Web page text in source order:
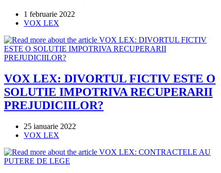
Post
published:
1 februarie 2022
Post
VOX LEX
VOX LEX: DIVORTUL FICTIV ESTE O
SOLUTIE IMPOTRIVA RECUPERARII
PREJUDICIILOR?
Post
published:
25 ianuarie 2022
Post
VOX LEX